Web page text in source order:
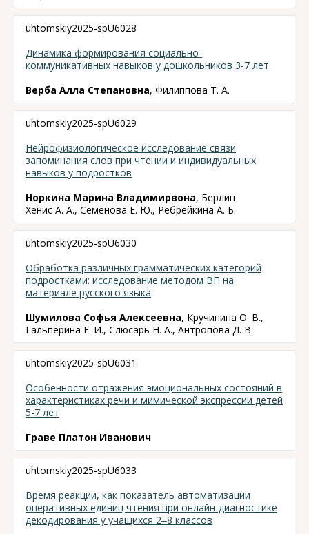
uhtomskiy2025-spU6028
Динамика формирования социально-
коммуникативных навыков у дошкольников 3-7 лет
Верба Алла Степановна, Филиппова Т. А.
uhtomskiy2025-spU6029
Нейрофизиологическое исследование связи
запоминания слов при чтении и индивидуальных
навыков у подростков
Норкина Марина Владимирвона, Берлин
Хенис А. А., Семенова Е. Ю., Ребрейкина А. Б.
uhtomskiy2025-spU6030
Обработка различных грамматических категорий
подростками: исследование методом ВП на
материале русского языка
Шумилова Софья Алексеевна, Кручинина О. В.,
Гальперина Е. И., Слюсарь Н. А., Антропова Д. В.
uhtomskiy2025-spU6031
Особенности отражения эмоциональных состояний в
характеристиках речи и мимической экспрессии детей
5-7 лет
Граве Платон Иванович
uhtomskiy2025-spU6033
Время реакции, как показатель автоматизации
оперативных единиц чтения при онлайн-диагностике
декодирования у учащихся 2‒8 классов